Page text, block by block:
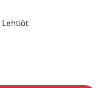
Lehtiöt